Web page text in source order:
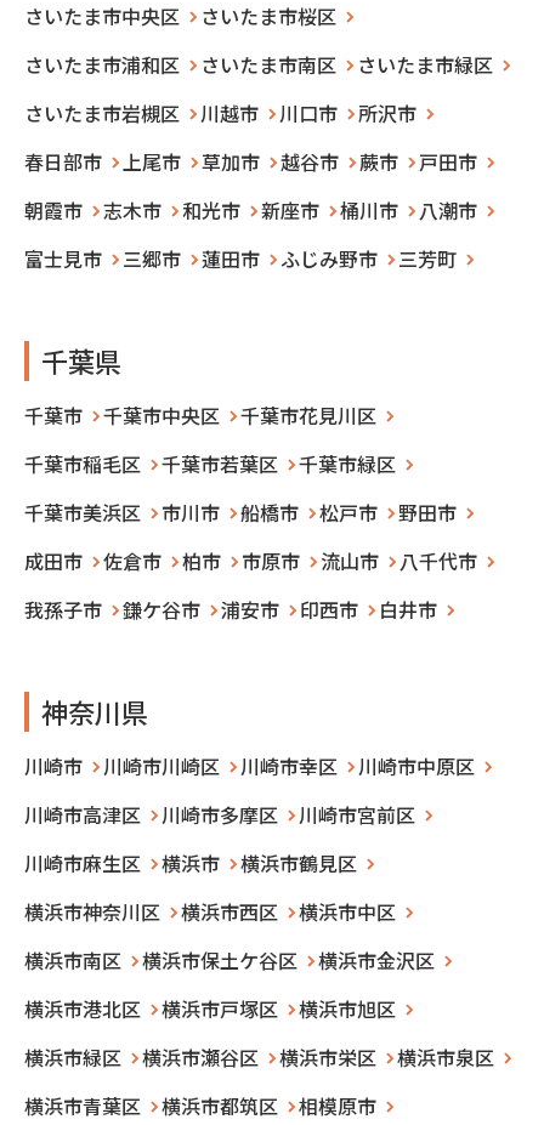
さいたま市中央区
さいたま市桜区
さいたま市浦和区
さいたま市南区
さいたま市緑区
さいたま市岩槻区
川越市 川口市
所沢市
春日部市
上尾市 草加市 越谷市 蕨市
戸田市
朝霞市
志木市 和光市 新座市 桶川市
八潮市
富士見市
三郷市 蓮田市 ふじみ野市 三芳町
千葉県
千葉市 千葉市中央区
千葉市花見川区
千葉市稲毛区
千葉市若葉区
千葉市緑区
千葉市美浜区
市川市 船橋市 松戸市
野田市
成田市
佐倉市 柏市 市原市 流山市
八千代市
我孫子市
鎌ケ谷市 浦安市 印西市 白井市
神奈川県
川崎市 川崎市川崎区 川崎市幸区
川崎市中原区
川崎市高津区
川崎市多摩区
川崎市宮前区
川崎市麻生区
横浜市
横浜市鶴見区
横浜市神奈川区
横浜市西区
横浜市中区
横浜市南区
横浜市保土ケ谷区
横浜市金沢区
横浜市港北区
横浜市戸塚区
横浜市旭区
横浜市緑区
横浜市瀬谷区 横浜市栄区
横浜市泉区
横浜市青葉区
横浜市都筑区
相模原市